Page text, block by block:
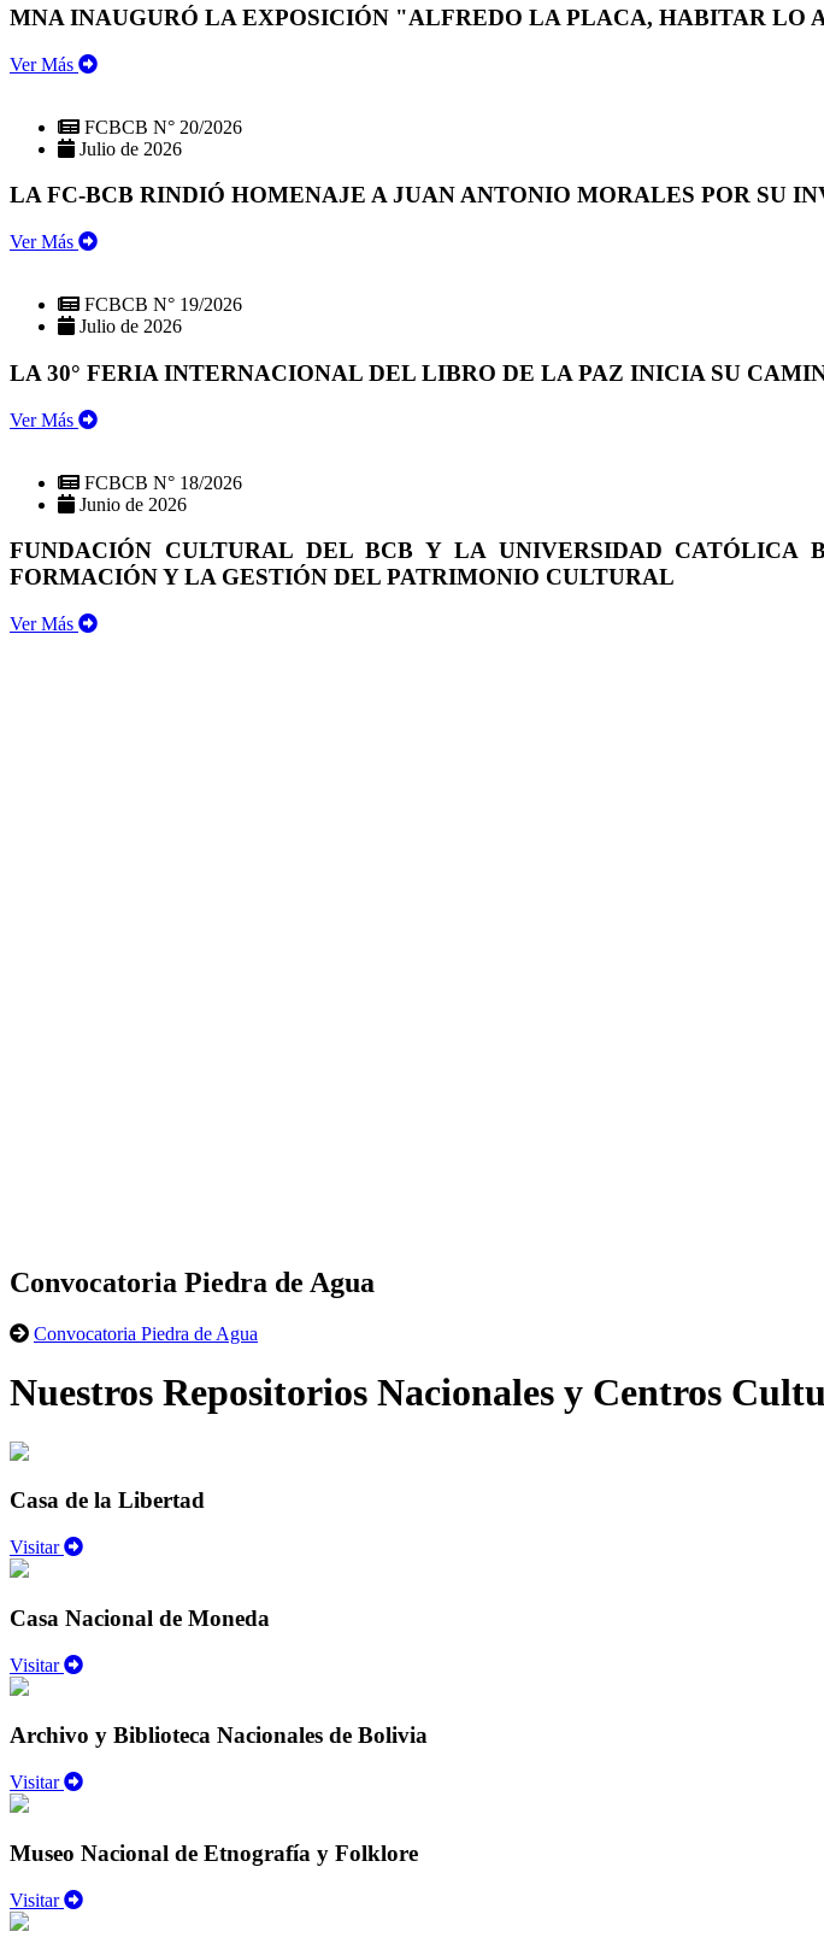
MNA INAUGURÓ LA EXPOSICIÓN "ALFREDO LA PLACA, HABITAR LO
Ver Más
FCBCB N° 20/2026
Julio de 2026
LA FC-BCB RINDIÓ HOMENAJE A JUAN ANTONIO MORALES POR SU
Ver Más
FCBCB N° 19/2026
Julio de 2026
LA 30° FERIA INTERNACIONAL DEL LIBRO DE LA PAZ INICIA SU
Ver Más
FCBCB N° 18/2026
Junio de 2026
FUNDACIÓN CULTURAL DEL BCB Y LA UNIVERSIDAD CATÓLICA
FORMACIÓN Y LA GESTIÓN DEL PATRIMONIO CULTURAL
Ver Más
Convocatoria Piedra de Agua
Convocatoria Piedra de Agua
Nuestros Repositorios Nacionales y Centros
Casa de la Libertad
Visitar
Casa Nacional de Moneda
Visitar
Archivo y Biblioteca Nacionales de Bolivia
Visitar
Museo Nacional de Etnografía y Folklore
Visitar